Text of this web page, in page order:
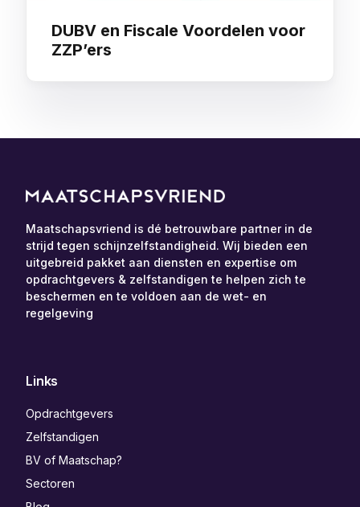
DUBV en Fiscale Voordelen voor
ZZP’ers
Maatschapsvriend is dé betrouwbare partner in de
strijd tegen schijnzelfstandigheid. Wij bieden een
uitgebreid pakket aan diensten en expertise om
opdrachtgevers & zelfstandigen te helpen zich te
beschermen en te voldoen aan de wet- en
regelgeving
Links
Opdrachtgevers
Zelfstandigen
BV of Maatschap?
Sectoren